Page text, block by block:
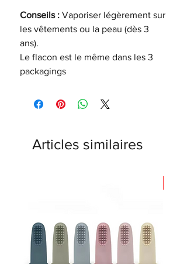
Conseils : Vaporiser légèrement sur
les vêtements ou la peau (dès 3
ans).
Le flacon est le même dans les 3
packagings
Articles similaires